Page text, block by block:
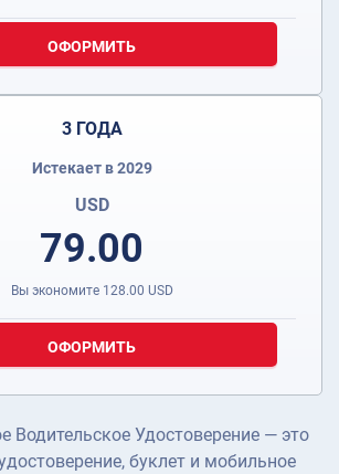
ОФОРМИТЬ
3 ГОДА
Истекает в 2029
USD
79.00
Вы экономите 128.00 USD
ОФОРМИТЬ
Водительское Удостоверение — это
буклет и мобильное